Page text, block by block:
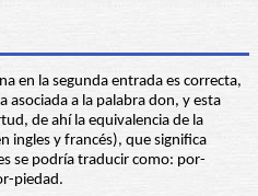
en la segunda entrada es correcta,
asociada a la palabra don, y esta
de ahí la equivalencia de la
ingles y francés), que significa
se podría traducir como: por-
piedad.